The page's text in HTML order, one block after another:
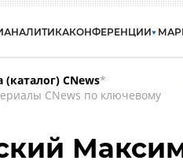
АНАЛИТИКАКОНФЕРЕНЦИИ
CNews*
CNews по ключевому